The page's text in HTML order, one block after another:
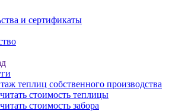
и сертификаты
теплиц собственного производства
стоимость теплицы
стоимость забора